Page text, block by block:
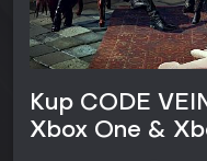
Kup CODE
Xbox One &